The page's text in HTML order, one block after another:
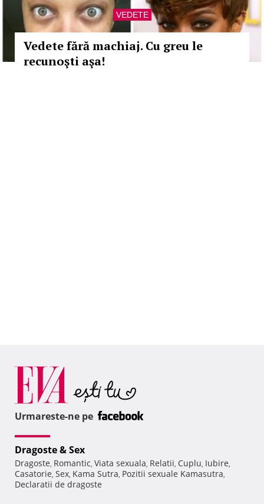
VEDETE
Vedete fără machiaj. Cu greu le
recunoşti aşa!
Urmareste-ne pe
Dragoste & Sex
Dragoste, Romantic, Viata sexuala, Relatii, Cuplu, Iubire,
Casatorie, Sex, Kama Sutra, Pozitii sexuale Kamasutra,
Declaratii de dragoste